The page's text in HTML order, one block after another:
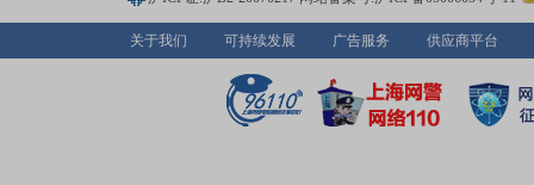
《股指期货投资者适当性制度实施办法（试行）》
《股指期货投入者适当性制度实施办法（试行）》 首次生效时间 2010年2月8日 最
关于我们 可持续发展 广告服务 供应商平台